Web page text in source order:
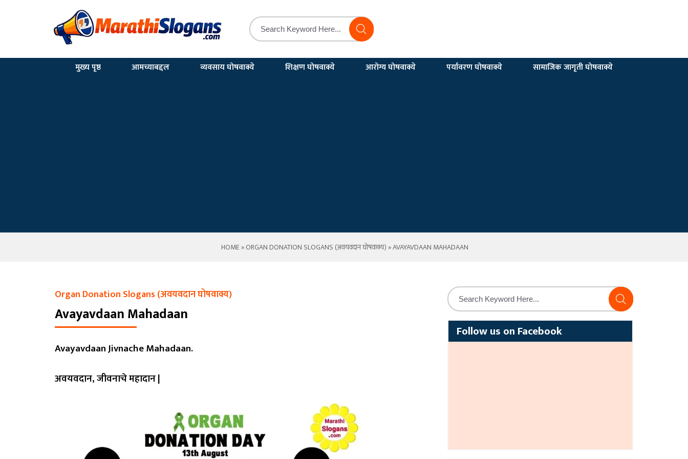
मुख्य पृष्ठ आमच्याबद्दल व्यवसाय घोषवाक्ये शिक्षण घोषवाक्ये आरोग्य घोषवाक्ये पर्यावरण घोषवाक्ये सामाजिक जागृती घोषवाक्ये
HOME»ORGAN DONATION SLOGANS (अवयवदान घोषवाक्य)» AVAYAVDAAN MAHADAAN
Organ Donation Slogans (अवयवदान घोषवाक्य)
Avayavdaan Mahadaan
Avayavdaan Jivnache Mahadaan.
अवयवदान, जीवनाचे महादान |
Follow us on Facebook